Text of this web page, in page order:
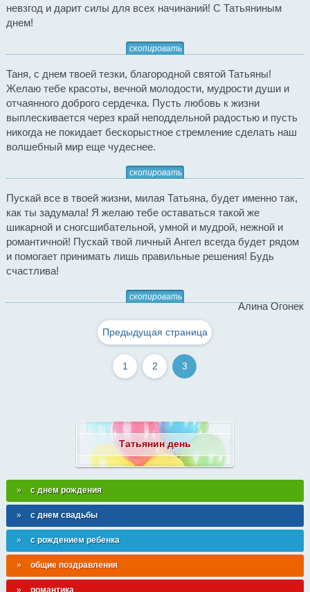
невзгод и дарит силы для всех начинаний! С Татьяниным
днем!
скопировать
Таня, с днем твоей тезки, благородной святой Татьяны!
Желаю тебе красоты, вечной молодости, мудрости души и
отчаянного доброго сердечка. Пусть любовь к жизни
выплескивается через край неподдельной радостью и пусть
никогда не покидает бескорыстное стремление сделать наш
волшебный мир еще чудеснее.
скопировать
Пускай все в твоей жизни, милая Татьяна, будет именно так,
как ты задумала! Я желаю тебе оставаться такой же
шикарной и сногсшибательной, умной и мудрой, нежной и
романтичной! Пускай твой личный Ангел всегда будет рядом
и помогает принимать лишь правильные решения! Будь
счастлива!
скопировать
Алина Огонек
Предыдущая страница
1 2 3
Татьянин день
с днем рождения
с днем свадьбы
с рождением ребенка
общие поздравления
романтика